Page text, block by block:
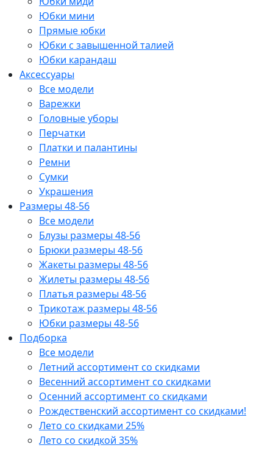
Юбки мини
Прямые юбки
Юбки с завышенной талией
Юбки карандаш
Аксессуары
Все модели
Варежки
Головные уборы
Перчатки
Платки и палантины
Ремни
Сумки
Украшения
Размеры 48-56
Все модели
Блузы размеры 48-56
Брюки размеры 48-56
Жакеты размеры 48-56
Жилеты размеры 48-56
Платья размеры 48-56
Трикотаж размеры 48-56
Юбки размеры 48-56
Подборка
Все модели
Летний ассортимент со скидками
Весенний ассортимент со скидками
Осенний ассортимент со скидками
Рождественский ассортимент со скидками!
Лето со скидками 25%
Лето со скидкой 35%